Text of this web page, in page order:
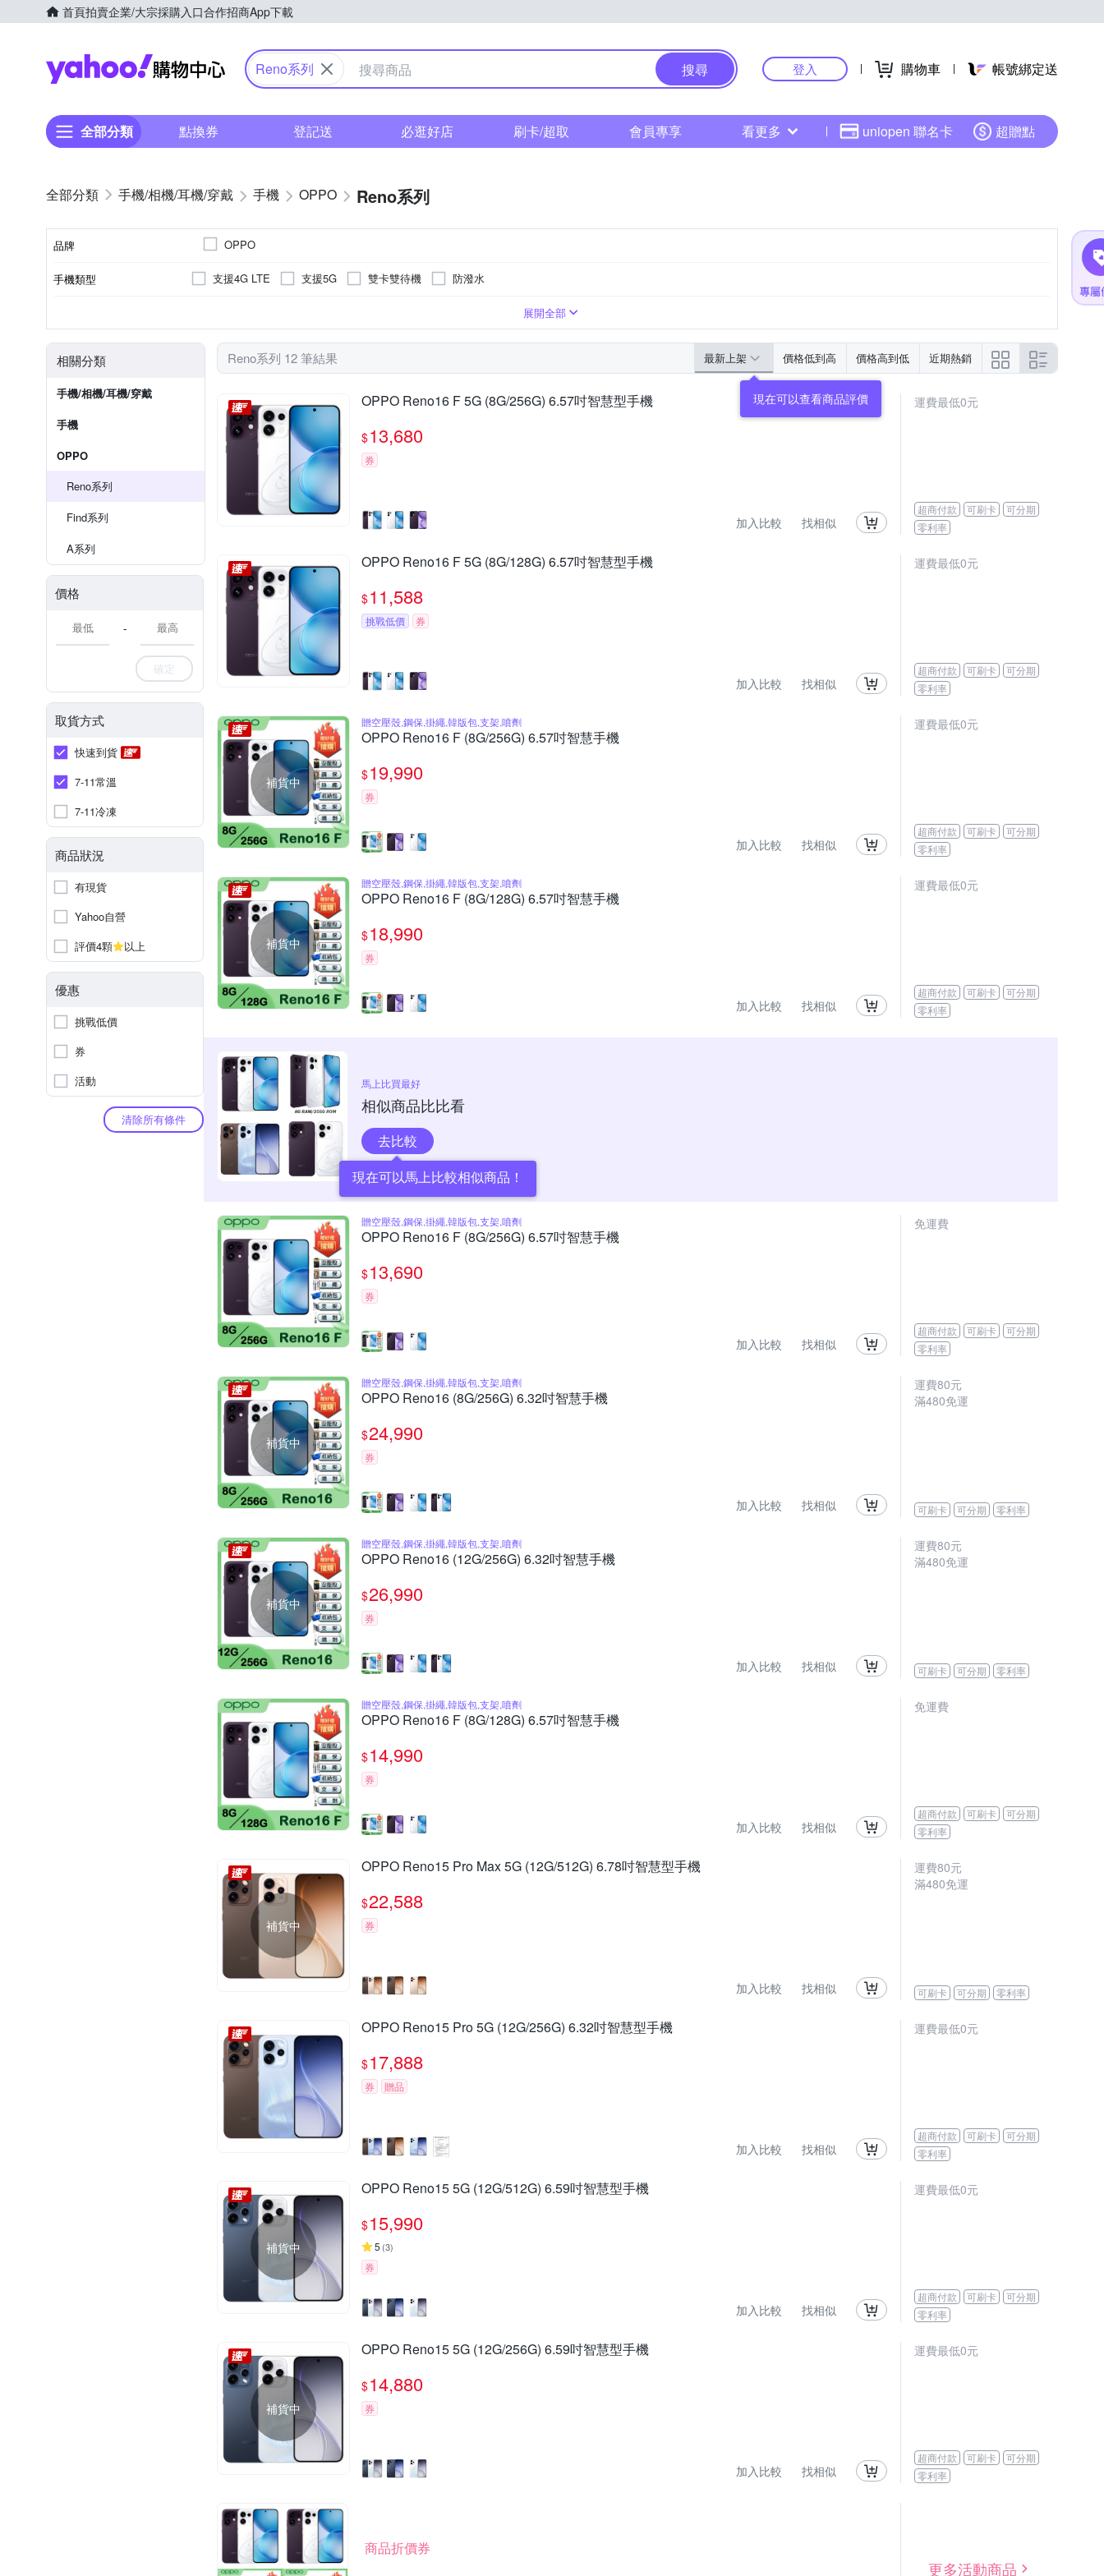
首頁拍賣企業/大宗採購入口合作招商App下載
Yahoo購物中心
Reno系列 搜尋 登入 購物車 帳號綁定送
全部分類 點換券 登記送 必逛好店 刷卡/超取 會員專享 看更多 uniopen 聯名卡 超贈點
手機/相機/耳機/穿戴 手機 OPPO Reno系列
品牌 OPPO
手機類型 支援4G LTE 支援5G 雙卡雙待機 防潑水
展開全部
相關分類
手機/相機/耳機/穿戴
手機
OPPO
Reno系列
Find系列
A系列
價格
-
確定
取貨方式
快速到貨
7-11常溫
7-11冷凍
商品狀況
有現貨
Yahoo自營
評價4顆
以上
優惠
挑戰低價
券
活動
清除所有條件
Reno系列 12 筆結果 最新上架 價格低到高 價格高到低 近期熱銷
現在可以查看商品評價
OPPO Reno16 F 5G (8G/256G) 6.57吋智慧型手機
$13,680
券
加入比較 找相似
運費最低0元
超商付款 可刷卡
可分期
零利率
OPPO Reno16 F 5G (8G/128G) 6.57吋智慧型手機
$11,588
挑戰低價 券
加入比較 找相似
運費最低0元
超商付款 可刷卡
可分期
零利率
補貨中
贈空壓殼,鋼保,掛繩,韓版包,支架,噴劑
OPPO Reno16 F (8G/256G) 6.57吋智慧手機
$19,990
券
加入比較 找相似
運費最低0元
超商付款 可刷卡
可分期
零利率
補貨中
贈空壓殼,鋼保,掛繩,韓版包,支架,噴劑
OPPO Reno16 F (8G/128G) 6.57吋智慧手機
$18,990
券
加入比較 找相似
運費最低0元
超商付款 可刷卡
可分期
零利率
馬上比買最好
相似商品比比看
去比較
現在可以馬上比較相似商品！
贈空壓殼,鋼保,掛繩,韓版包,支架,噴劑
OPPO Reno16 F (8G/256G) 6.57吋智慧手機
$13,690
券
加入比較 找相似
免運費
超商付款 可刷卡
可分期
零利率
補貨中
贈空壓殼,鋼保,掛繩,韓版包,支架,噴劑
OPPO Reno16 (8G/256G) 6.32吋智慧手機
$24,990
券
加入比較 找相似
運費80元
滿480免運
可刷卡 可分期 零利率
補貨中
贈空壓殼,鋼保,掛繩,韓版包,支架,噴劑
OPPO Reno16 (12G/256G) 6.32吋智慧手機
$26,990
券
加入比較 找相似
運費80元
滿480免運
可刷卡 可分期 零利率
贈空壓殼,鋼保,掛繩,韓版包,支架,噴劑
OPPO Reno16 F (8G/128G) 6.57吋智慧手機
$14,990
券
加入比較 找相似
免運費
超商付款 可刷卡
可分期
零利率
補貨中
OPPO Reno15 Pro Max 5G (12G/512G) 6.78吋智慧型手機
$22,588
券
加入比較 找相似
運費80元
滿480免運
可刷卡 可分期 零利率
OPPO Reno15 Pro 5G (12G/256G) 6.32吋智慧型手機
$17,888
券 贈品
加入比較 找相似
運費最低0元
超商付款 可刷卡
可分期
零利率
補貨中
OPPO Reno15 5G (12G/512G) 6.59吋智慧型手機
$15,990
5 (3)
券
加入比較 找相似
運費最低0元
超商付款 可刷卡
可分期
零利率
補貨中
OPPO Reno15 5G (12G/256G) 6.59吋智慧型手機
$14,880
券
加入比較 找相似
運費最低0元
超商付款 可刷卡
可分期
零利率
商品折價券
更多活動商品